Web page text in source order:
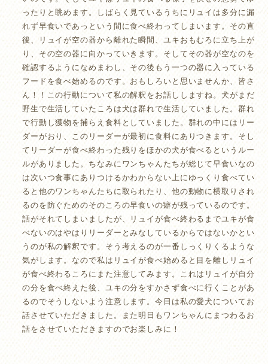
ったりと眺めます。しばらく見ているうちにリュイは多分に漏
れず早食いであっという間に食べ終わってしまいます。その直
後、リュイが空の器から離れた瞬間、ユキおもむろに立ち上が
り、その空の器に向かっていきます。そしてその器が空なのを
確認するようになめまわし、その後もう一つの器に入っている
フードを食べ始めるのです。おもしろいと思いませんか、皆さ
ん！！この行動について私の解釈をお話ししますね。犬がまだ
野生で生活していたころは犬は群れで生活していました。群れ
で行動し獲物を捕らえ食料としていました。群れの中にはリー
ダーがおり、このリーダーが最初に食料にありつきます。そし
てリーダーが食べ終わった残りをほかの犬が食べるというルー
ルがありました。ちなみにワンちゃんたちが総じて早食いなの
は次いつ食事にありつけるかわからない上にゆっくり食べてい
ると他のワンちゃんたちに取られたり、他の動物に横取りされ
るのを防ぐためのそのころの早食いの癖が残っているのです。
話がそれてしまいましたが、リュイが食べ終わるまでユキが食
べないのはやはりリーダーとみなしているからではないかとい
うのが私の解釈です。そう考えるのが一番しっくりくるような
気がします。なので私はリュイが食べ始めると目を離しリュイ
が食べ終わるころにまた注意してみます。これはリュイが自分
の分を食べ終えた後、ユキの分をすかさず食べに行くことがあ
るのでそうしないよう注意します。今日は私の愛犬についてお
話させていただきました。また明日もワンちゃんにまつわるお
話をさせていただきますのでお楽しみに！